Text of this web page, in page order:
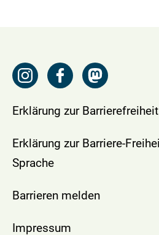
Erklärung zur Barrierefreiheit
Erklärung zur Barriere-
Sprache
Barrieren melden
Impressum